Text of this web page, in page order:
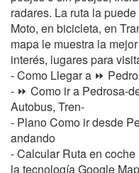
radares. La ruta la
Moto, en bicicleta, en
mapa le muestra la
interés, lugares para
- Como Llegar a ⏩
- ⏩ Como ir a Pedrosa-
Autobus, Tren-
- Plano Como ir desde
andando
- Calcular Ruta en
la tecnología Google